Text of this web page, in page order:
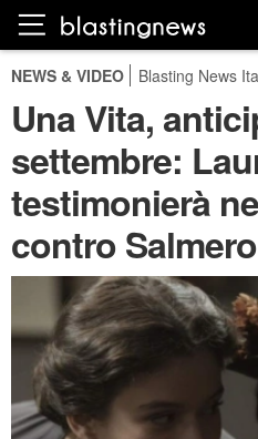
NEWS & VIDEO Blasting News
Una Vita,
settembre:
testimonierà
contro